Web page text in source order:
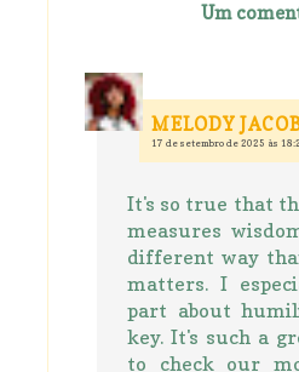
Um
MELODY
17 de setembro de 2025 às
It's so true that
measures
different way
matters. I
part about
key. It's such a
to check our